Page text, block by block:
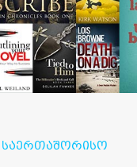
საერთაშორისო